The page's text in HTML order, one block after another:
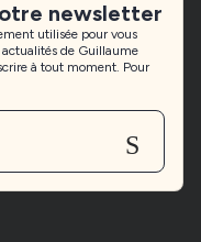
newsletter
utilisée pour vous
de Guillaume
à tout moment. Pour